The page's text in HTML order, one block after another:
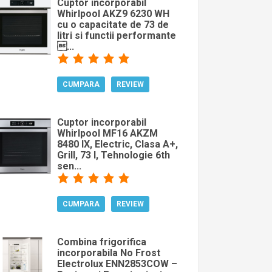
Cuptor incorporabil
Whirlpool AKZ9 6230 WH
cu o capacitate de 73 de
litri si functii performante
...
CUMPARA REVIEW
Cuptor incorporabil
Whirlpool MF16 AKZM
8480 IX, Electric, Clasa A+,
Grill, 73 l, Tehnologie 6th
sen...
CUMPARA REVIEW
Combina frigorifica
incorporabila No Frost
Electrolux ENN2853COW –